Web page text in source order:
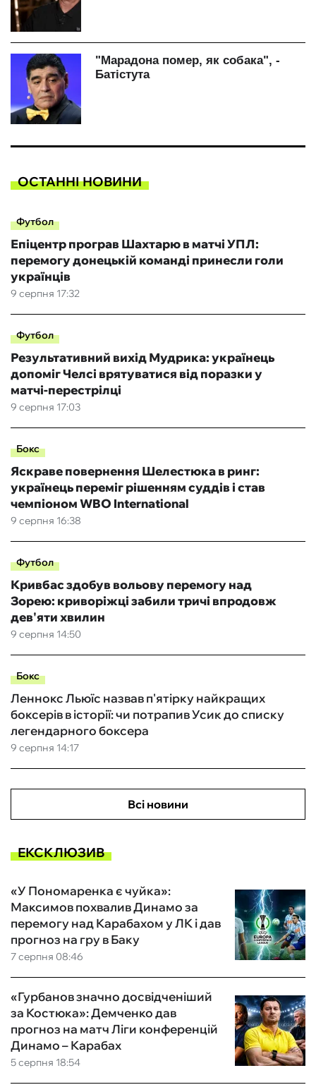
ОСТАННІ НОВИНИ
Футбол
9 серпня 17:32
Епіцентр програв Шахтарю в матчі УПЛ:
перемогу донецькій команді принесли голи
українців
Футбол
9 серпня 17:03
Результативний вихід Мудрика: українець
допоміг Челсі врятуватися від поразки у
матчі-перестрілці
Бокс
9 серпня 16:38
Яскраве повернення Шелестюка в ринг:
українець переміг рішенням суддів і став
чемпіоном WBO International
Футбол
9 серпня 14:50
Кривбас здобув вольову перемогу над
Зорею: криворіжці забили тричі впродовж
дев'яти хвилин
Бокс
9 серпня 14:17
Леннокс Льюїс назвав п'ятірку найкращих
боксерів в історії: чи потрапив Усик до списку
легендарного боксера
Всі новини
ЕКСКЛЮЗИВ
7 серпня 08:46
«У Пономаренка є чуйка»:
Максимов похвалив Динамо за
перемогу над Карабахом у ЛК і дав
прогноз на гру в Баку
5 серпня 18:54
«Гурбанов значно досвідченіший
за Костюка»: Демченко дав
прогноз на матч Ліги конференцій
Динамо – Карабах